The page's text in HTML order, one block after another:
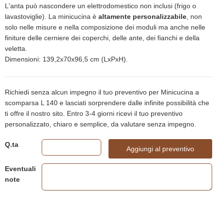
L'anta può nascondere un elettrodomestico non inclusi (frigo o
lavastoviglie). La minicucina è altamente personalizzabile, non
solo nelle misure e nella composizione dei moduli ma anche nelle
finiture delle cerniere dei coperchi, delle ante, dei fianchi e della
veletta.
Dimensioni: 139,2x70x96,5 cm (LxPxH).
Richiedi senza alcun impegno il tuo preventivo per Minicucina a
scomparsa L 140 e lasciati sorprendere dalle infinite possibilità che
ti offre il nostro sito. Entro 3-4 giorni ricevi il tuo preventivo
personalizzato, chiaro e semplice, da valutare senza impegno.
Q.ta
Aggiungi al preventivo
Eventuali
note